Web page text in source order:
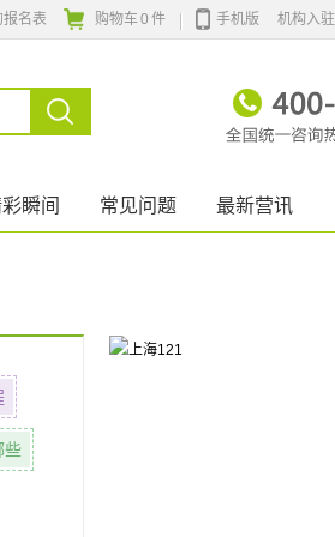
报名表 购物车0 件 手机版 机构入驻
瞬间 常见问题 最新营讯
些